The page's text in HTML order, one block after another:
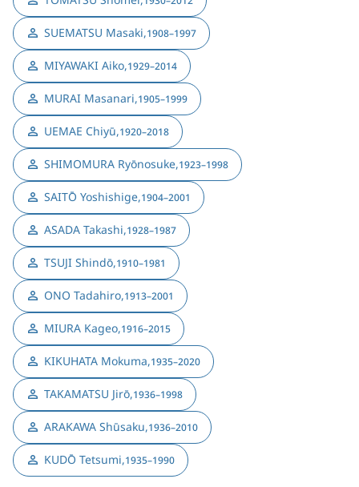
SUEMATSU Masaki,1908–1997
MIYAWAKI Aiko,1929–2014
MURAI Masanari,1905–1999
UEMAE Chiyū,1920–2018
SHIMOMURA Ryōnosuke,1923–1998
SAITŌ Yoshishige,1904–2001
ASADA Takashi,1928–1987
TSUJI Shindō,1910–1981
ONO Tadahiro,1913–2001
MIURA Kageo,1916–2015
KIKUHATA Mokuma,1935–2020
TAKAMATSU Jirō,1936–1998
ARAKAWA Shūsaku,1936–2010
KUDŌ Tetsumi,1935–1990